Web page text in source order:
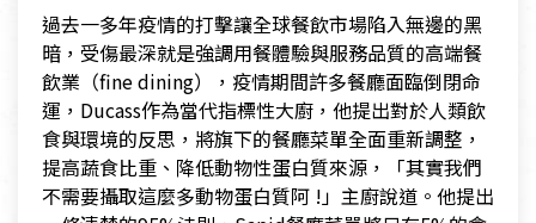
過去一多年疫情的打擊讓全球餐飲市場陷入無邊的黑
暗，受傷最深就是強調用餐體驗與服務品質的高端餐
飲業（fine dining），疫情期間許多餐廳面臨倒閉命
運，Ducass作為當代指標性大廚，他提出對於人類飲
食與環境的反思，將旗下的餐廳菜單全面重新調整，
提高蔬食比重、降低動物性蛋白質來源，「其實我們
不需要攝取這麼多動物蛋白質阿 !」主廚說道。他提出